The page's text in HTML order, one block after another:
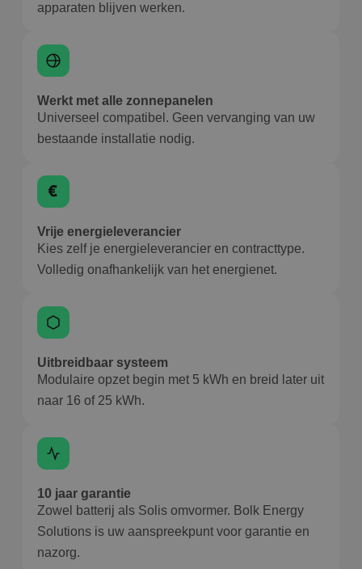
apparaten blijven werken.
Werkt met alle zonnepanelen
Universeel compatibel. Geen vervanging van uw
bestaande installatie nodig.
Vrije energieleverancier
Kies zelf je energieleverancier en contracttype.
Volledig onafhankelijk van het energienet.
Uitbreidbaar systeem
Modulaire opzet begin met 5 kWh en breid later uit
naar 16 of 25 kWh.
10 jaar garantie
Zowel batterij als Solis omvormer. Bolk Energy
Solutions is uw aanspreekpunt voor garantie en
nazorg.